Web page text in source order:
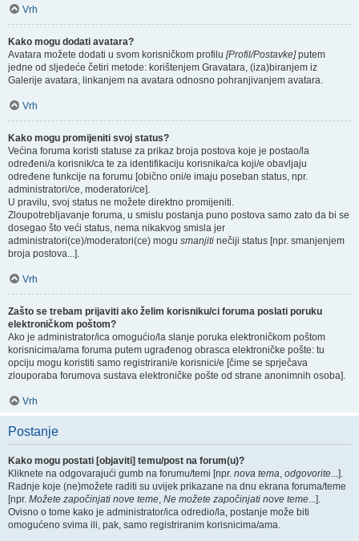
Vrh
Kako mogu dodati avatara?
Avatara možete dodati u svom korisničkom profilu [Profil/Postavke]putem
jedne od sljedeće četiri metode: korištenjem Gravatara, (iza)biranjem iz
Galerije avatara, linkanjem na avatara odnosno pohranjivanjem avatara.
Vrh
Kako mogu promijeniti svoj status?
Većina foruma koristi statuse za prikaz broja postova koje je postao/la
određeni/a korisnik/ca te za identifikaciju korisnika/ca koji/e obavljaju
određene funkcije na forumu [obično oni/e imaju poseban status, npr.
administratori/ce, moderatori/ce].
U pravilu, svoj status ne možete direktno promijeniti.
Zloupotrebljavanje foruma, u smislu postanja puno postova samo zato da bi se
dosegao što veći status, nema nikakvog smisla jer
administratori(ce)/moderatori(ce) mogu smanjiti nečiji status [npr. smanjenjem
broja postova...].
Vrh
Zašto se trebam prijaviti ako želim korisniku/ci foruma poslati poruku
elektroničkom poštom?
Ako je administrator/ica omogućio/la slanje poruka elektroničkom poštom
korisnicima/ama foruma putem ugrađenog obrasca elektroničke pošte: tu
opciju mogu koristiti samo registrirani/e korisnici/e [čime se sprječava
zlouporaba forumova sustava elektroničke pošte od strane anonimnih osoba].
Vrh
Postanje
Kako mogu postati [objaviti] temu/post na forum(u)?
Kliknete na odgovarajući gumb na forumu/temi [npr. nova tema, odgovorite...].
Radnje koje (ne)možete raditi su uvijek prikazane na dnu ekrana foruma/teme
[npr. Možete započinjati nove teme, Ne možete započinjati nove teme...].
Ovisno o tome kako je administrator/ica odredio/la, postanje može biti
omogućeno svima ili, pak, samo registriranim korisnicima/ama.